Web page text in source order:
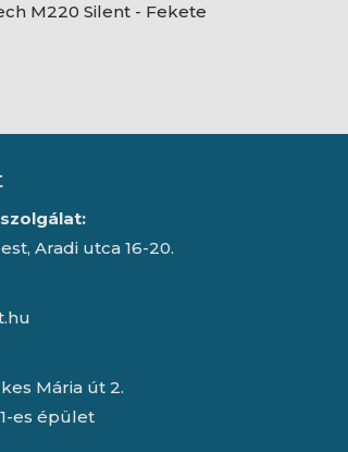
M220 Silent - Fekete
Aradi utca 16-20.
Mária út 2.
es épület